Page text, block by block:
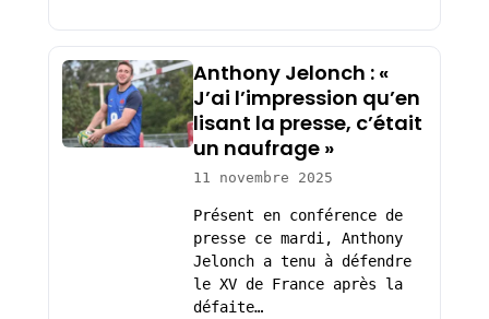
Anthony Jelonch : «
J’ai l’impression qu’en
lisant la presse, c’était
un naufrage »
11 novembre 2025
Présent en conférence de
presse ce mardi, Anthony
Jelonch a tenu à défendre
le XV de France après la
défaite…